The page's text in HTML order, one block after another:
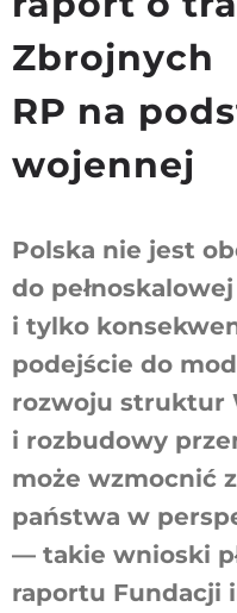
Zbrojnych
RP na
wojennej
Polska nie jest
do
i tylko
podejście do
rozwoju struktur
i rozbudowy
może wzmocnić
państwa w
— takie wnioski
raportu Fundacji